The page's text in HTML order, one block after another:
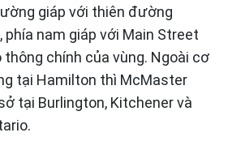
giáp với thiên đường
phía nam giáp với Main Street
chính của vùng. Ngoài cơ
tại Hamilton thì McMaster
tại Burlington, Kitchener và